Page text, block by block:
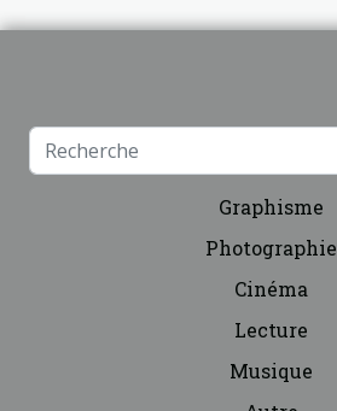
Graphisme
Photographie
Cinéma
Lecture
Musique